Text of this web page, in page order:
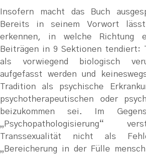
Insofern macht das Buch
Bereits in seinem Vorwort
erkennen, in welche Richtung
Beiträgen in 9 Sektionen tendiert:
als vorwiegend biologisch
aufgefasst werden und
Tradition als psychische
psychotherapeutischen oder
beizukommen sei. Im
„Psychopathologisierung“
Transsexualität nicht als
„Bereicherung in der Fülle